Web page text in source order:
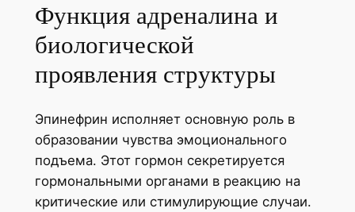
Функция адреналина и
биологической
проявления структуры
Эпинефрин исполняет основную роль в
образовании чувства эмоционального
подъема. Этот гормон секретируется
гормональными органами в реакцию на
критические или стимулирующие случаи.